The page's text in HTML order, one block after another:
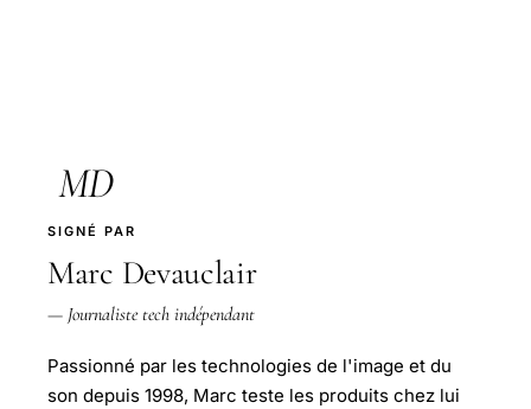
MD
SIGNÉ PAR
Marc Devauclair
— Journaliste tech indépendant
Passionné par les technologies de l'image et du
son depuis 1998, Marc teste les produits chez lui